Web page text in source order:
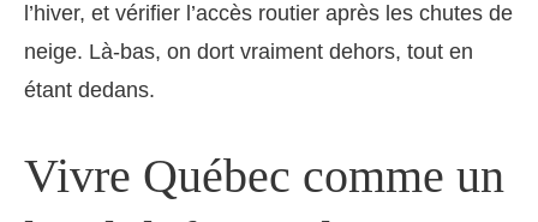
l’hiver, et vérifier l’accès routier après les chutes de
neige. Là-bas, on dort vraiment dehors, tout en
étant dedans.
Vivre Québec comme un